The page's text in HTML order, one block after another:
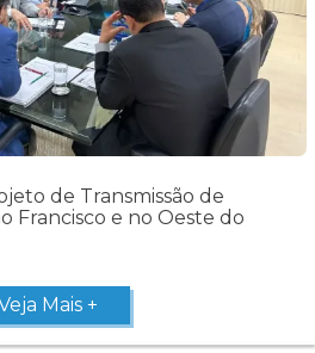
de Transmissão de
Francisco e no Oeste do
Mais +